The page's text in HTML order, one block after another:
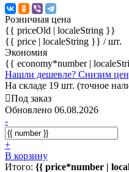
Розничная цена
{{ priceOld | localeString }}
{{ price | localeString }} / шт.
Экономия
{{ economy*number |
Нашли дешевле? Снизим
На складе 19 шт. (точное
Под заказ
Обновлено 06.08.2026
-
+
В корзину
Итого: {{ price*number |